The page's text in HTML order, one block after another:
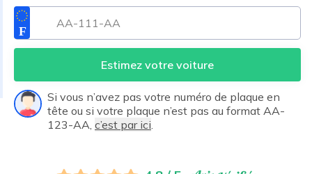
Estimez votre voiture
Si vous n’avez pas votre numéro de plaque en
tête ou si votre plaque n’est pas au format AA-
123-AA, c’est par ici